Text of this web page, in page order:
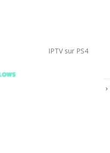
IPTV sur PS4